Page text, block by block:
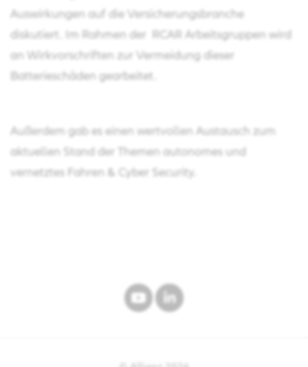
Auswirkungen auf die Versicherungsbranche
diskutiert. Im Rahmen der RCAR Arbeitsgruppen wird
an Wirkvorschriften zur Vermeidung dieser
Batterieschäden gearbeitet.
Außerdem gab es einen wertvollen Austausch zum
aktuellen Stand der Themen autonomes und
vernetztes Fahren & Cyber Security.